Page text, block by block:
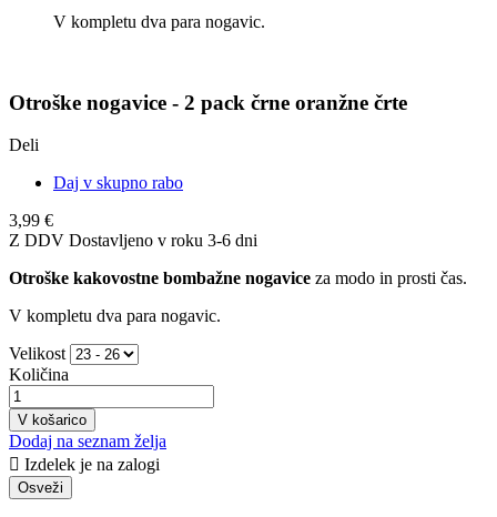
V kompletu dva para nogavic.
Otroške nogavice - 2 pack črne oranžne črte
Deli
Daj v skupno rabo
3,99 €
Z DDV Dostavljeno v roku 3-6 dni
Otroške kakovostne bombažne nogavice za modo in prosti čas.
V kompletu dva para nogavic.
Velikost
Količina
V košarico
Dodaj na seznam želja
 Izdelek je na zalogi